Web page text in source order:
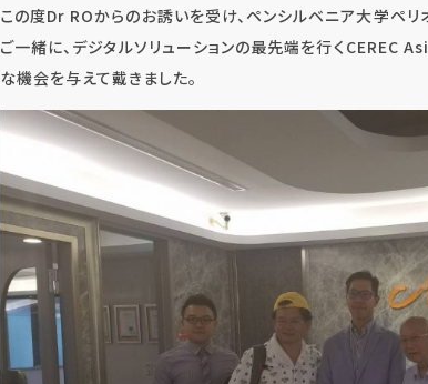
矯正・輪郭形成
虫歯・歯周病・根管治療
この度Dr ROからのお誘いを受け、ペンシルベニア大学ペ
ご一緒に、デジタルソリューションの最先端を行くCEREC
な機会を与えて戴きました。